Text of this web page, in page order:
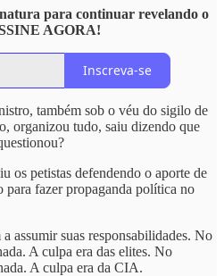
para continuar revelando o
AGORA!
Inscreva-se
também sob o véu do sigilo de
organizou tudo, saiu dizendo que
os petistas defendendo o aporte de
fazer propaganda política no
assumir suas responsabilidades. No
A culpa era das elites. No
A culpa era da CIA.